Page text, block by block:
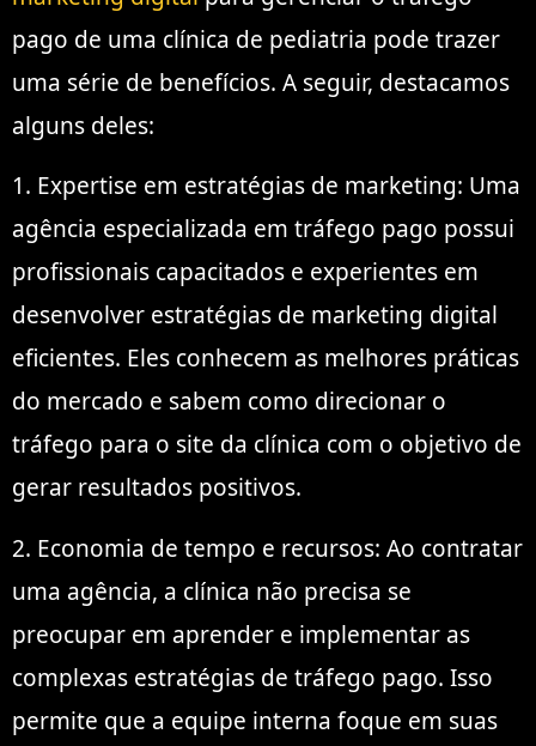
pago de uma clínica de pediatria pode trazer
uma série de benefícios. A seguir, destacamos
alguns deles:
1. Expertise em estratégias de marketing: Uma
agência especializada em tráfego pago possui
profissionais capacitados e experientes em
desenvolver estratégias de marketing digital
eficientes. Eles conhecem as melhores práticas
do mercado e sabem como direcionar o
tráfego para o site da clínica com o objetivo de
gerar resultados positivos.
2. Economia de tempo e recursos: Ao contratar
uma agência, a clínica não precisa se
preocupar em aprender e implementar as
complexas estratégias de tráfego pago. Isso
permite que a equipe interna foque em suas